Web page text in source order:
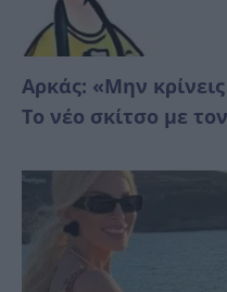
Αρκάς: «Μην
Το νέο σκίτσο με